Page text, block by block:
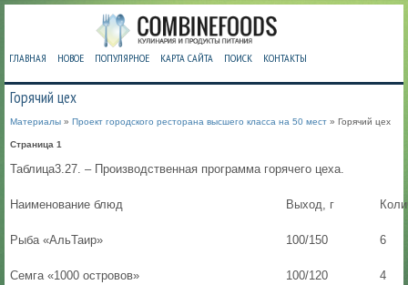
ГЛАВНАЯ НОВОЕ ПОПУЛЯРНОЕ КАРТА САЙТА ПОИСК КОНТАКТЫ
Горячий цех
Материалы » Проект городского ресторана высшего класса на 50 мест » Горячий цех
Страница 1
Таблица3.27. – Производственная программа горячего цеха.
Наименование блюд Выход, г
Рыба «АльТаир» 100/150 6
Семга «1000 островов» 100/120 4